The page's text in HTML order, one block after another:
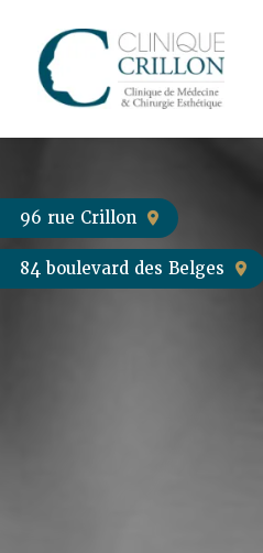
96 rue Crillon
84 boulevard des Belges